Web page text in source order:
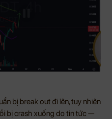
bị break out đi lên, tuy nhiên
bị crash xuống do tin tức —